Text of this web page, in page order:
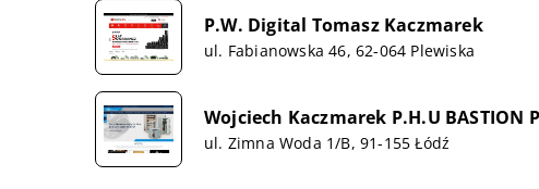
P.W. Digital Tomasz Kaczmarek
ul. Fabianowska 46, 62-064 Plewiska
Wojciech Kaczmarek P.H.U BASTION
ul. Zimna Woda 1/B, 91-155 Łódź